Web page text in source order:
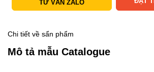
TƯ VẤN ZALO
Chi tiết về sẩn phẩm
Mô tả mẫu Catalogue